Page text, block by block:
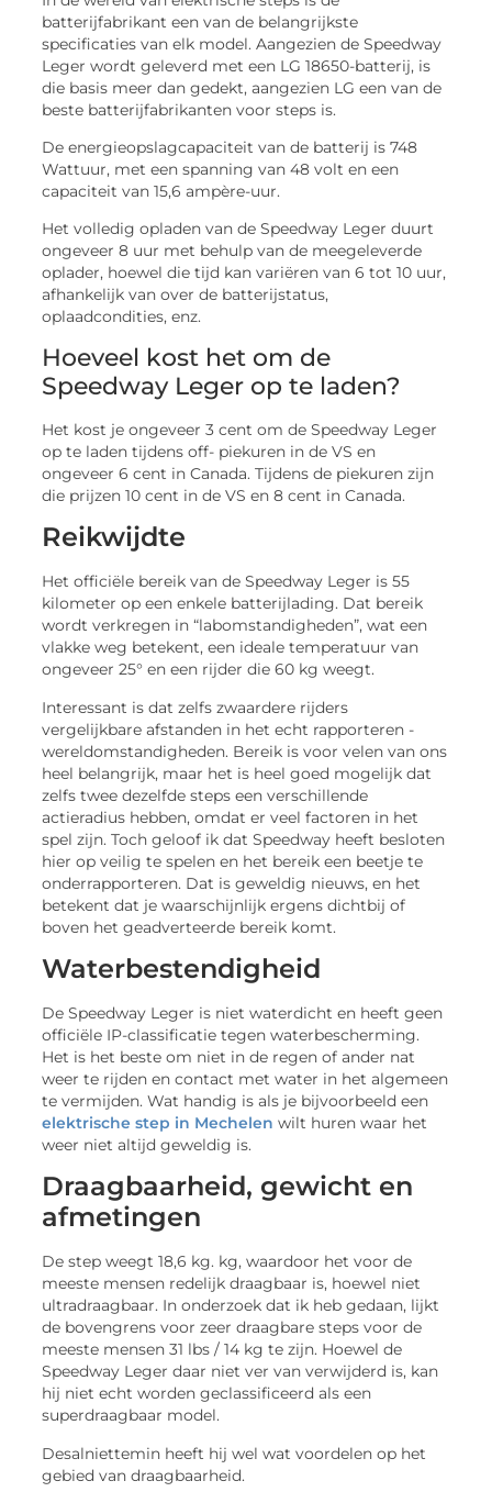
batterijfabrikant een van de belangrijkste
specificaties van elk model. Aangezien de Speedway
Leger wordt geleverd met een LG 18650-batterij, is
die basis meer dan gedekt, aangezien LG een van de
beste batterijfabrikanten voor steps is.
De energieopslagcapaciteit van de batterij is 748
Wattuur, met een spanning van 48 volt en een
capaciteit van 15,6 ampère-uur.
Het volledig opladen van de Speedway Leger duurt
ongeveer 8 uur met behulp van de meegeleverde
oplader, hoewel die tijd kan variëren van 6 tot 10 uur,
afhankelijk van over de batterijstatus,
oplaadcondities, enz.
Hoeveel kost het om de
Speedway Leger op te laden?
Het kost je ongeveer 3 cent om de Speedway Leger
op te laden tijdens off- piekuren in de VS en
ongeveer 6 cent in Canada. Tijdens de piekuren zijn
die prijzen 10 cent in de VS en 8 cent in Canada.
Reikwijdte
Het officiële bereik van de Speedway Leger is 55
kilometer op een enkele batterijlading. Dat bereik
wordt verkregen in “labomstandigheden”, wat een
vlakke weg betekent, een ideale temperatuur van
ongeveer 25° en een rijder die 60 kg weegt.
Interessant is dat zelfs zwaardere rijders
vergelijkbare afstanden in het echt rapporteren -
wereldomstandigheden. Bereik is voor velen van ons
heel belangrijk, maar het is heel goed mogelijk dat
zelfs twee dezelfde steps een verschillende
actieradius hebben, omdat er veel factoren in het
spel zijn. Toch geloof ik dat Speedway heeft besloten
hier op veilig te spelen en het bereik een beetje te
onderrapporteren. Dat is geweldig nieuws, en het
betekent dat je waarschijnlijk ergens dichtbij of
boven het geadverteerde bereik komt.
Waterbestendigheid
De Speedway Leger is niet waterdicht en heeft geen
officiële IP-classificatie tegen waterbescherming.
Het is het beste om niet in de regen of ander nat
weer te rijden en contact met water in het algemeen
te vermijden. Wat handig is als je bijvoorbeeld een
elektrische step in Mechelen wilt huren waar het
weer niet altijd geweldig is.
Draagbaarheid, gewicht en
afmetingen
De step weegt 18,6 kg. kg, waardoor het voor de
meeste mensen redelijk draagbaar is, hoewel niet
ultradraagbaar. In onderzoek dat ik heb gedaan, lijkt
de bovengrens voor zeer draagbare steps voor de
meeste mensen 31 lbs / 14 kg te zijn. Hoewel de
Speedway Leger daar niet ver van verwijderd is, kan
hij niet echt worden geclassificeerd als een
superdraagbaar model.
Desalniettemin heeft hij wel wat voordelen op het
gebied van draagbaarheid.